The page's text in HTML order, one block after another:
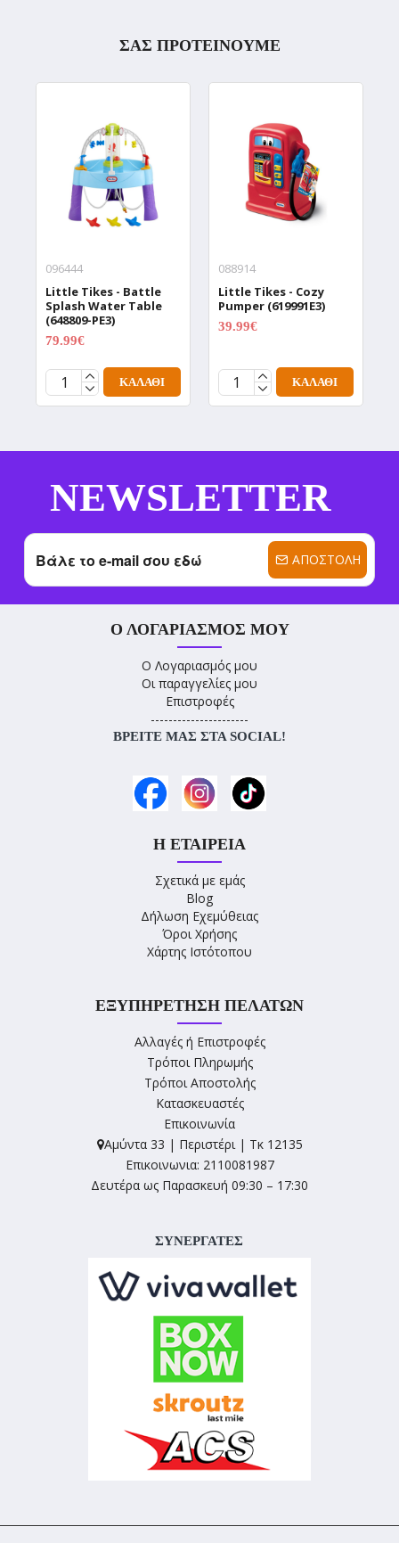
ΣΑΣ ΠΡΟΤΕΙΝΟΥΜΕ
096444
Little Tikes - Battle
Splash Water Table
(648809-PE3)
79.99€
ΚΑΛΆΘΙ
088914
Little Tikes - Cozy
Pumper (619991E3)
39.99€
ΚΑΛΆΘΙ
NEWSLETTER
ΑΠΟΣΤΟΛΉ
Ο ΛΟΓΑΡΙΑΣΜΌΣ ΜΟΥ
Ο Λογαριασμός μου
Οι παραγγελίες μου
Επιστροφές
----------------------
ΒΡΕΊΤΕ ΜΑΣ ΣΤΑ SOCIAL!
Η ΕΤΑΙΡΕΊΑ
Σχετικά με εμάς
Blog
Δήλωση Εχεμύθειας
Όροι Χρήσης
Χάρτης Ιστότοπου
ΕΞΥΠΗΡΈΤΗΣΗ ΠΕΛΑΤΏΝ
Αλλαγές ή Επιστροφές
Τρόποι Πληρωμής
Τρόποι Αποστολής
Κατασκευαστές
Επικοινωνία
Αμύντα 33 | Περιστέρι | Τκ 12135
Επικοινωνια: 2110081987
Δευτέρα ως Παρασκευή 09:30 – 17:30
ΣΥΝΕΡΓΑΤΕΣ